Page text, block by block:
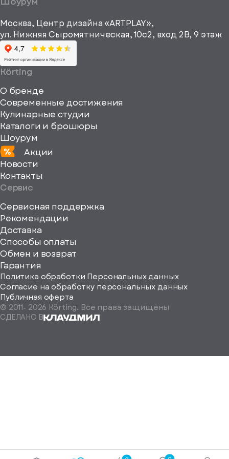
рекламные и
информационные
материалы
viewBox="0
0
Москва, Центр дизайна «ARTPLAY»,
ул. Нижняя Сыромятническая, 10с2, вход 2B, 9 этаж
Körting
О бренде
Современные достижения
Кулинарные студии
Каталоги и брошюры
Шоурум
Акции
Новости
Контакты
Сервис
Сервисная поддержка
Рекомендации
Доставка
Способы оплаты
Обмен и возврат
Гарантия
Политика обработки Персональных данных
Согласие на обработку персональных данных
Публичная оферта
© 2011- 2026 Körting. Все права защищены
СДЕЛАНО В
Определить
на-